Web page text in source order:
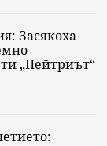
Засякоха
„Пейтриът“